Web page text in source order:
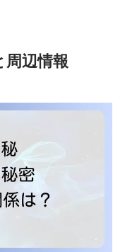
周辺情報